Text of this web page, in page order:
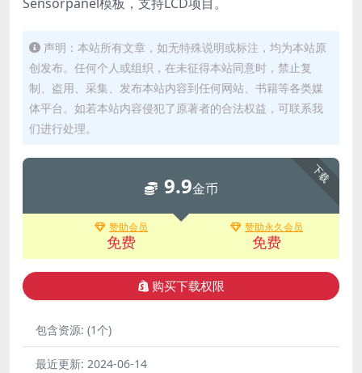
Sensorpanel模板，支持LCD项目。
声明：本站所有文章，如无特殊说明或标注，均为本站原
创发布。任何个人或组织，在未征得本站同意时，禁止复
制、盗用、采集、发布本站内容到任何网站、书籍等各类媒
体平台。如若本站内容侵犯了原著者的合法权益，可联系我
们进行处理。
下载
9.9金币
赞助会员
免费
赞助永久会员
免费
购买下载权限
包含资源: (1个)
最近更新: 2024-06-14